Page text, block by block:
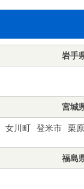
岩手
宮城
女川町 登米市 栗
福島